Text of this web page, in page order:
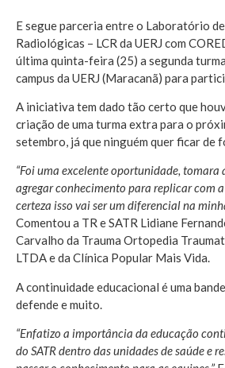
E segue parceria entre o Laboratório
Radiológicas – LCR da UERJ com
última quinta-feira (25) a segunda
campus da UERJ (Maracanã) para
A iniciativa tem dado tão certo que
criação de uma turma extra para o
setembro, já que ninguém quer ficar de
“Foi uma excelente oportunidade, tomara
agregar conhecimento para replicar com
certeza isso vai ser um diferencial na
Comentou a TR e SATR Lidiane
Carvalho da Trauma Ortopedia
LTDA e da Clínica Popular Mais Vida.
A continuidade educacional é uma
defende e muito.
“Enfatizo a importância da educação
do SATR dentro das unidades de saúde e